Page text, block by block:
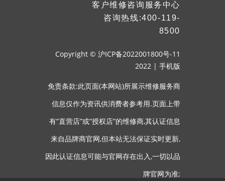
客户维修咨询服务中心
咨询热线:400-119-
8500
Copyright © 沪ICP备2022001800号-11
2022 | 手机版
免责条款:此页面(本网站)所展示维修服务商
信息仅作为资讯供消费者参考用.页面上带
有“直营店”或“授权店”的维修商,其认证信息
来自品牌商官网,但本站无法保证实时更新,
因此认证信息可能与官网存在出入,一切以品
牌官网为准;